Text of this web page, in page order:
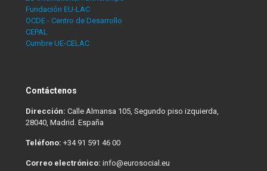
Fundación EU-LAC
OCDE - Centro de Desarrollo
CEPAL
Cumbre UE-CELAC
Contáctenos
Dirección: Calle Almansa 105, Segundo piso izquierda,
28040, Madrid. España
Teléfono: +34 91 591 46 00
Correo electrónico: info@eurosocial.eu